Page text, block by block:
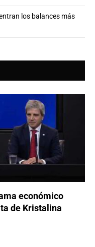
los balances más
económico
de Kristalina